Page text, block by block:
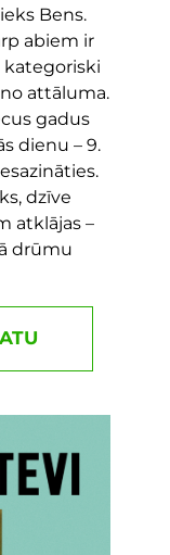
Bens.
abiem ir
attāluma.
gadus
dienu – 9.
dzīve
atklājas –
drūmu